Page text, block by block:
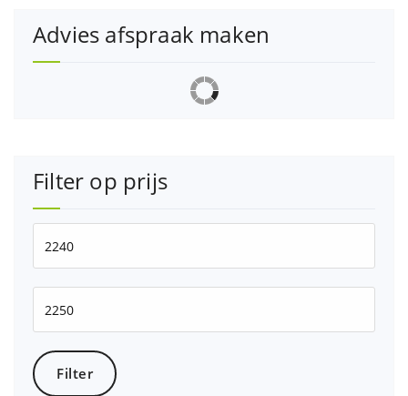
Advies afspraak maken
Filter op prijs
prijs
prijs
Filter